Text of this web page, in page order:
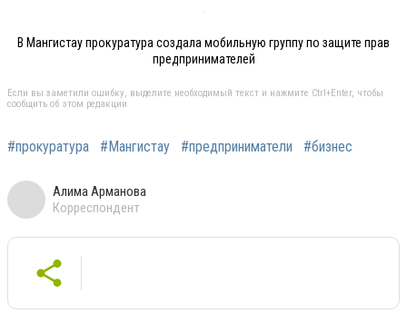
В Мангистау прокуратура создала мобильную группу по защите прав
предпринимателей
Если вы заметили ошибку, выделите необходимый текст и нажмите Ctrl+Enter, чтобы
сообщить об этом редакции
#прокуратура #Мангистау #предприниматели #бизнес
Алима Арманова
Корреспондент